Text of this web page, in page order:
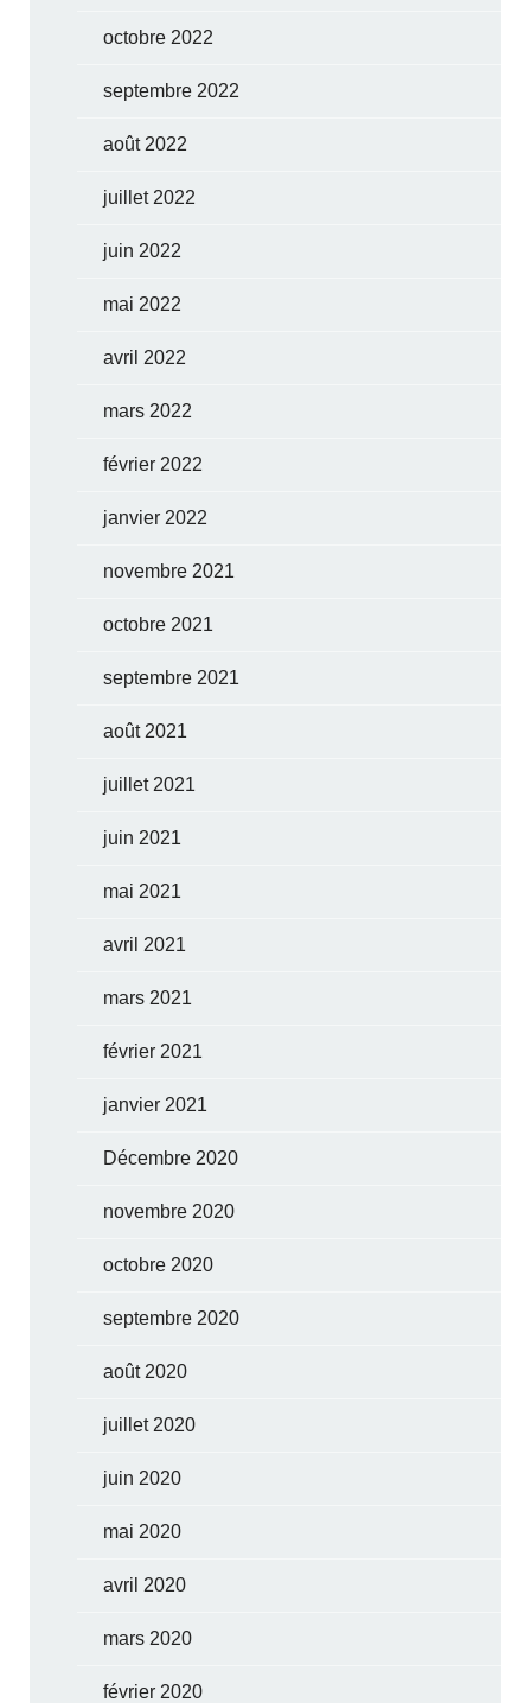
octobre 2022
septembre 2022
août 2022
juillet 2022
juin 2022
mai 2022
avril 2022
mars 2022
février 2022
janvier 2022
novembre 2021
octobre 2021
septembre 2021
août 2021
juillet 2021
juin 2021
mai 2021
avril 2021
mars 2021
février 2021
janvier 2021
Décembre 2020
novembre 2020
octobre 2020
septembre 2020
août 2020
juillet 2020
juin 2020
mai 2020
avril 2020
mars 2020
février 2020